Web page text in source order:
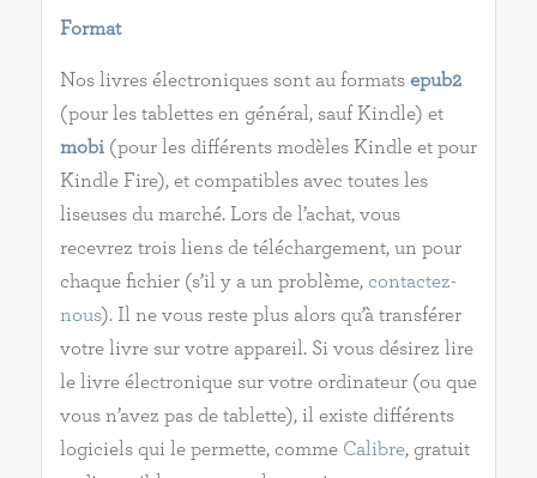
Format
Nos livres électroniques sont au formats epub2
(pour les tablettes en général, sauf Kindle) et
mobi(pour les différents modèles Kindle et pour
Kindle Fire), et compatibles avec toutes les
liseuses du marché. Lors de l’achat, vous
recevrez trois liens de téléchargement, un pour
chaque fichier (s’il y a un problème, contactez-
nous). Il ne vous reste plus alors qu’à transférer
votre livre sur votre appareil. Si vous désirez lire
le livre électronique sur votre ordinateur (ou que
vous n’avez pas de tablette), il existe différents
logiciels qui le permette, comme Calibre, gratuit